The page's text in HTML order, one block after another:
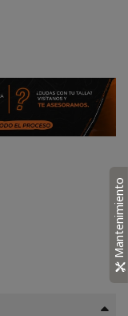
Mantenimiento